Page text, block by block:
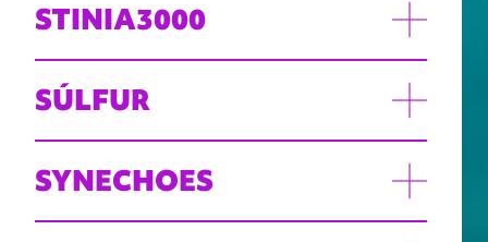
STINIA3000
SÚLFUR
SYNECHOES